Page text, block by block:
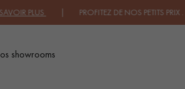
| PROFITEZ DE NOS PETITS PRIX .JE
showrooms